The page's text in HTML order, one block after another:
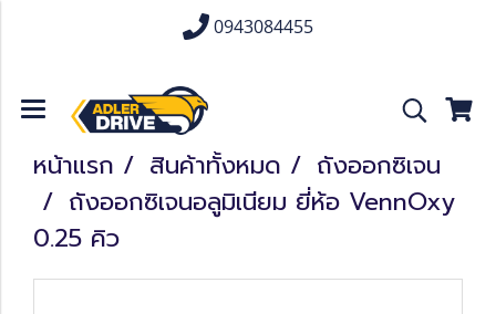
0943084455
หน้าแรก สินค้าทั้งหมด
ถังออกซิเจน
ถังออกซิเจนอลูมิเนียม ยี่ห้อ VennOxy
0.25 คิว